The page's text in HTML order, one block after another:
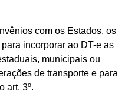
com os Estados, os
incorporar ao DT-e as
municipais ou
de transporte e para
art. 3º.